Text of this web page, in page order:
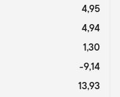
4,95
4,94
1,30
-9,14
13,93